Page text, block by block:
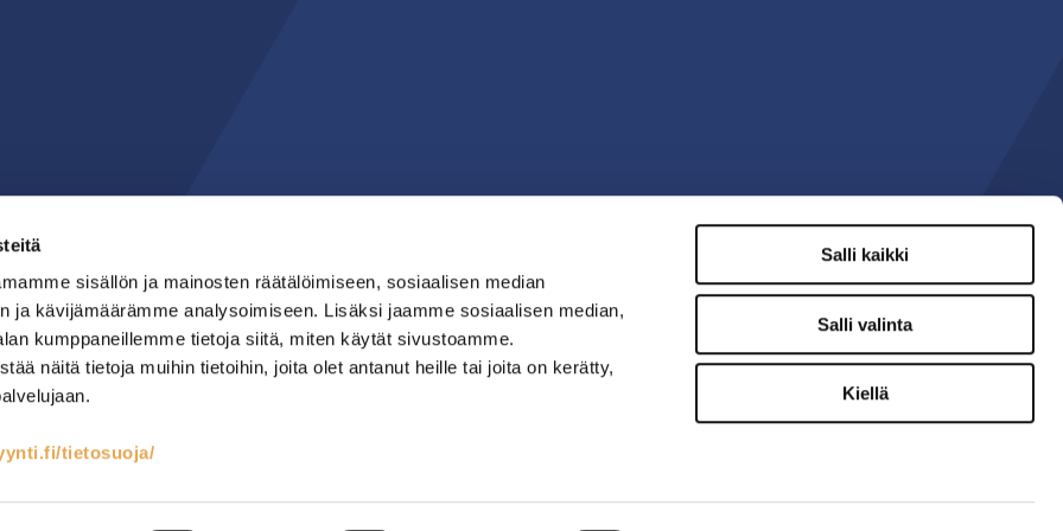
sisällön ja mainosten räätälöimiseen, sosiaalisen median
ja kävijämäärämme analysoimiseen. Lisäksi jaamme sosiaalisen median,
kumppaneillemme tietoja siitä, miten käytät sivustoamme.
näitä tietoja muihin tietoihin, joita olet antanut heille tai joita on kerätty,
tietosuoja/
Salli kaikki
Salli valinta
Kiellä
RST-kalusteet